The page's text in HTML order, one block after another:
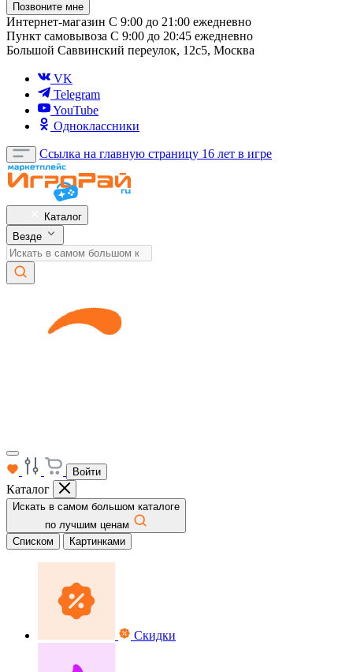
Позвоните мне
Интернет-магазин С 9:00 до 21:00 ежедневно
Пункт самовывоза С 9:00 до 20:45 ежедневно
Большой Саввинский переулок, 12с5, Москва
VK
Telegram
YouTube
Одноклассники
Ссылка на главную страницу 16 лет в игре
Каталог
Везде
Войти
Каталог
Искать в самом большом каталоге
по лучшим ценам
Списком
Картинками
Скидки